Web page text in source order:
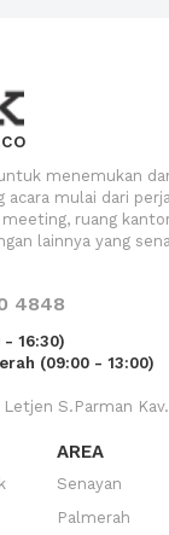
menemukan
acara mulai dari
ruang
lainnya yang
4848
16:30)
(09:00 - 13:00)
S.Parman
AREA
Senayan
Palmerah